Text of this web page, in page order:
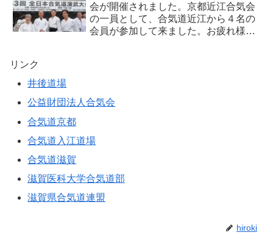
会が開催されました。京都近江合気会
の一員として、合気道近江から４名の
会員が参加して来ました。お疲れ様で
リンク
井後道場
公益財団法人合気会
合気道京都
合気道入江道場
合気道滋賀
滋賀医科大学合気道部
滋賀県合気道連盟
hiroki